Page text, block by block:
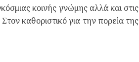
κοινής γνώμης αλλά και στις
καθοριστικό για την πορεία της